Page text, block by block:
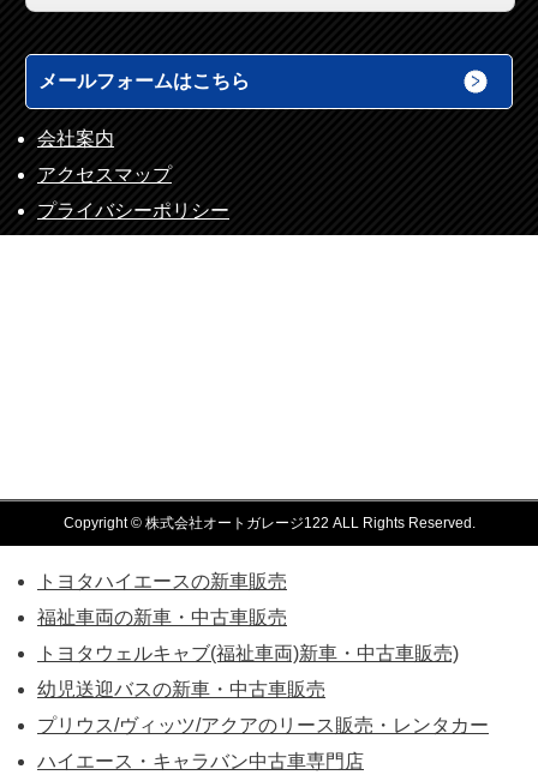
メールフォームはこちら
会社案内
アクセスマップ
プライバシーポリシー
Copyright © 株式会社オートガレージ122 ALL Rights Reserved.
トヨタハイエースの新車販売
福祉車両の新車・中古車販売
トヨタウェルキャブ(福祉車両)新車・中古車販売)
幼児送迎バスの新車・中古車販売
プリウス/ヴィッツ/アクアのリース販売・レンタカー
ハイエース・キャラバン中古車専門店